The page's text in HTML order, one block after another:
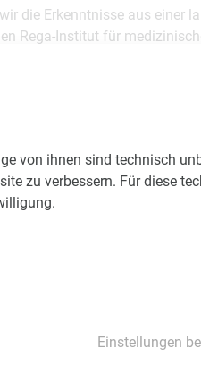
die Erkenntnisse aus einer
Rega-Institut für
solcher Dringlichkeit an der
19 ist eine einmalige
die Entwicklung wirksamer
Ausbrüche. Wir
einem positiven
von Arzneimitteln) und neue
von ihnen sind technisch
zu verbessern. Für diese
Einstellungen